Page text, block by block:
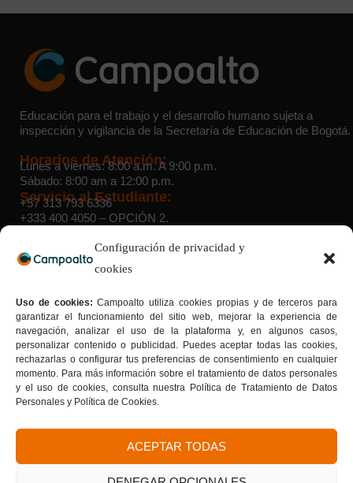
Configuración de privacidad y
cookies
Uso de cookies:Campoalto utiliza cookies propias y de terceros para
garantizar el funcionamiento del sitio web, mejorar la experiencia de
navegación, analizar el uso de la plataforma y, en algunos casos,
personalizar contenido o publicidad. Puedes aceptar todas las cookies,
rechazarlas o configurar tus preferencias de consentimiento en cualquier
momento. Para más información sobre el tratamiento de datos personales
y el uso de cookies, consulta nuestra Política de Tratamiento de Datos
Personales y Política de Cookies.
ACEPTAR TODAS
Educación para el trabajo y el desarrollo humano sujeta a
inspección y vigilancia de la Secretaría de Educación de Bogotá.
Horarios de Atención:
Lunes a viernes: 8:00 a.m. A 9:00 p.m.
Sábado: 8:00 am a 12:00 p.m.
Servicio al Estudiante:
+57 313 793 6336
+333 400 4050 – OPCIÓN 2.
Sedes:
Suba: Cra. 103 D # 136 – 03 | Teusaquillo:Av. Caracas # 34
– 22 |Sede 40 sur:Av. Caracas # 41 B – 33 sur | Sede Bosa:
Calle 65 Sur # 77G – 75 | Sede Kennedy:
Av. Boyacá # 37-
55 sur |Sede San Cristóbal Norte: Cra. 7G # 158a – 20
Tu formación con sello de calidad
Donde la calidad se convierte en tu mejor carta de
presentación.